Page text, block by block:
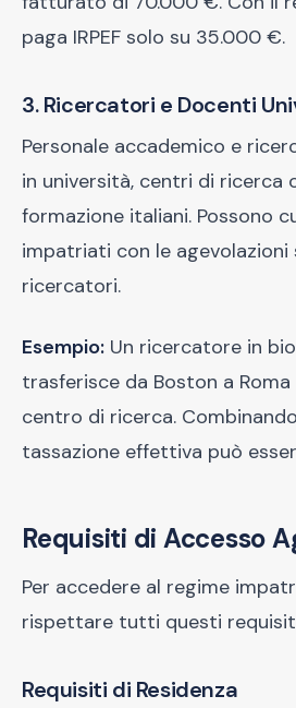
paga IRPEF solo su 35.000 €.
3. Ricercatori e Docenti
Personale accademico e
in università, centri di ricerca
formazione italiani. Possono
impatriati con le agevolazioni
ricercatori.
Esempio: Un ricercatore in
trasferisce da Boston a
centro di ricerca.
tassazione effettiva può
Requisiti di Accesso
Per accedere al regime
rispettare tutti questi
Requisiti di Residenza